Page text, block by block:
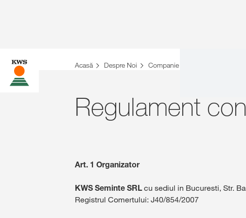
Acasă Despre Noi Companie
Regulament
Art. 1 Organizator
KWS Seminte SRLcu sediul in Bucuresti, Str.
Registrul Comertului: J40/854/2007